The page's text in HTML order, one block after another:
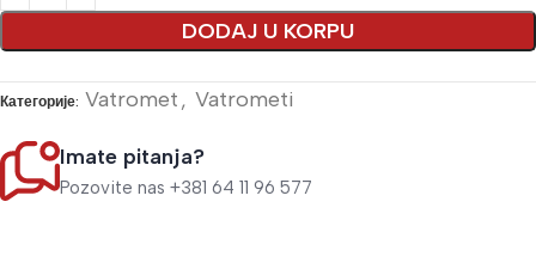
DODAJ U KORPU
Категорије: Vatromet, Vatrometi
Imate pitanja?
Pozovite nas +381 64 11 96 577